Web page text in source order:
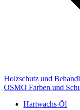
Holzschutz und
OSMO Farben und
Hartwachs-Öl